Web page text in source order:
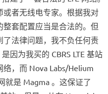
者无线电专家。根据我对
套配置应当是合法的。但
法律问题，我不负任何责
因为我买的 CBRS LTE 基站
，而 Nova Labs/Helium
就是 Magma 。这保证了